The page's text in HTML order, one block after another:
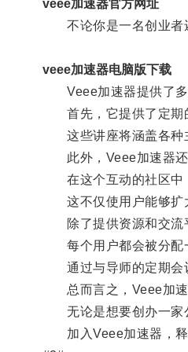
veee加速器官方网址
不论你是一名创业者还
veee加速器电脑版下载
Veee加速器提供了多
首先，它提供了定期的
这些讲座将涵盖各种主
此外，Veee加速器还
在这个互动的社区中，
这不仅使用户能够扩大
除了提供资源和交流平
每个用户都会被分配一
通过与导师的定期会议
总而言之，Veee加速
无论是想要创办一家公
加入Veee加速器，释